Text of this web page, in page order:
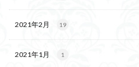
2021年2月 19
2021年1月 1